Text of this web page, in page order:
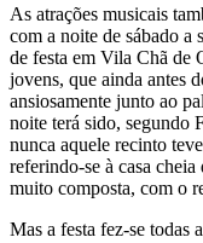
As atrações musicais
com a noite de sábado a
de festa em Vila Chã de
jovens, que ainda antes
ansiosamente junto ao
noite terá sido, segundo
nunca aquele recinto
referindo-se à casa
muito composta, com o
Mas a festa fez-se todas